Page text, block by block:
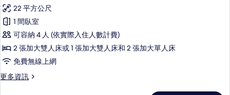
情
屋
2~4
人
的
所
有
22 平方公尺
1 間臥室
可容納 4 人 (依實際入住人數計費)
2 張加大雙人床或 1 張加大雙人床和 2 張加大單人床
免費無線上網
更多資訊
更